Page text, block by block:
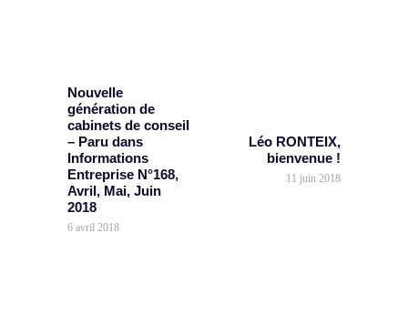
Nouvelle
génération de
cabinets de conseil
– Paru dans
Informations
Entreprise N°168,
Avril, Mai, Juin
2018
6 avril 2018
Léo RONTEIX,
bienvenue !
11 juin 2018